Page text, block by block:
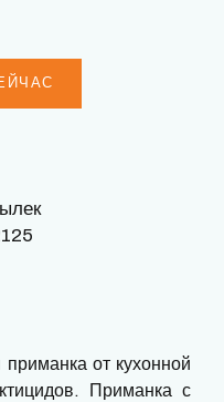
от кухонной
Приманка с